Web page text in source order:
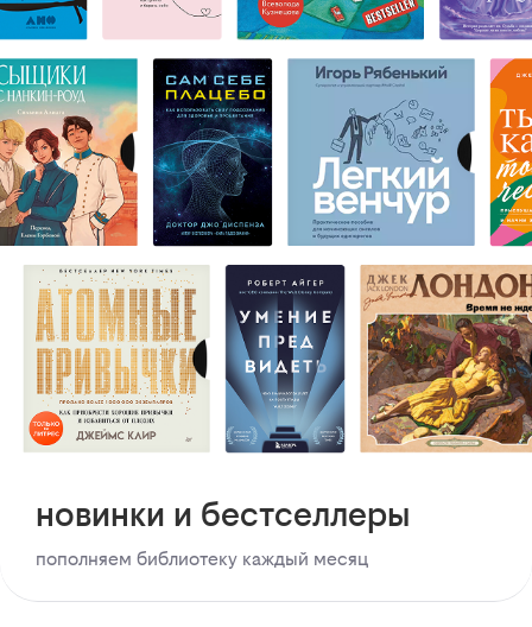
новинки и бестселлеры
пополняем библиотеку каждый месяц